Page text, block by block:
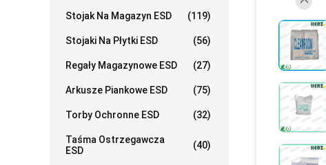
Stojak Na Magazyn ESD (119)
Stojaki Na Płytki ESD (56)
Regały Magazynowe ESD (27)
Arkusze Piankowe ESD (75)
Torby Ochronne ESD (32)
Taśma Ostrzegawcza
ESD
(40)